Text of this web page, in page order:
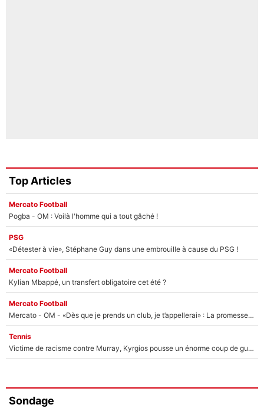
Top Articles
Mercato Football
Pogba - OM : Voilà l'homme qui a tout gâché !
PSG
«Détester à vie», Stéphane Guy dans une embrouille à cause du PSG !
Mercato Football
Kylian Mbappé, un transfert obligatoire cet été ?
Mercato Football
Mercato - OM - «Dès que je prends un club, je t’appellerai» : La promesse de Marcelino au moment de claquer la porte
Tennis
Victime de racisme contre Murray, Kyrgios pousse un énorme coup de gueule !
Sondage